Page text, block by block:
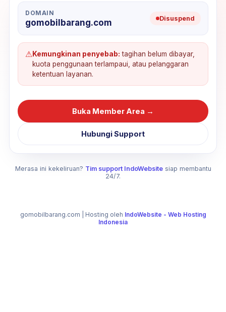
DOMAIN
gomobilbarang.com Disuspend
⚠Kemungkinan penyebab: tagihan belum dibayar,
kuota penggunaan terlampaui, atau pelanggaran
ketentuan layanan.
Buka Member Area →
Hubungi Support
Merasa ini kekeliruan? Tim support IndoWebsitesiap membantu
24/7.
gomobilbarang.com | Hosting oleh IndoWebsite - Web Hosting
Indonesia